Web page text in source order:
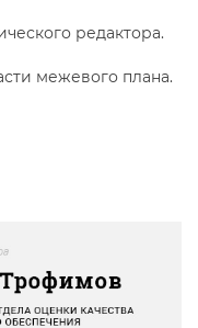
редактора.
межевого плана.